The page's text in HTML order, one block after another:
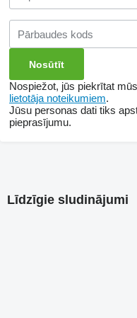
Nospiežot, jūs piekrītat
lietotāja noteikumiem.
Jūsu personas dati tiks
pieprasījumu.
Līdzīgie sludinājumi